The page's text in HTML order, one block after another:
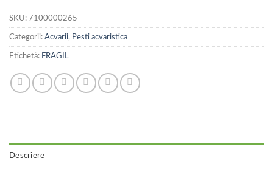
SKU: 7100000265
Categorii: Acvarii, Pesti acvaristica
Etichetă: FRAGIL
Descriere